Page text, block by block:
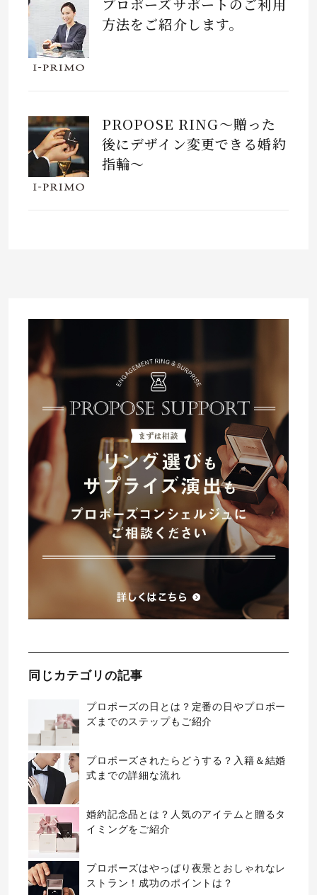
プロポーズサポートのご利用
方法をご紹介します。
PROPOSE RING～贈った
後にデザイン変更できる婚約
指輪～
同じカテゴリの記事
プロポーズの日とは？定番の日やプロポー
ズまでのステップもご紹介
プロポーズされたらどうする？入籍＆結婚
式までの詳細な流れ
婚約記念品とは？人気のアイテムと贈るタ
イミングをご紹介
プロポーズはやっぱり夜景とおしゃれなレ
ストラン！成功のポイントは？